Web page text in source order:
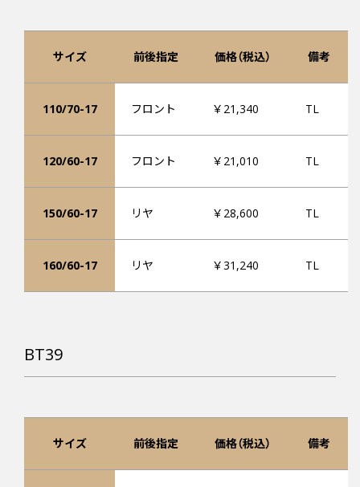
サイズ 前後指定 価格（税込） 備考
110/70-17 フロント ￥21,340 TL
120/60-17 フロント ￥21,010 TL
150/60-17 リヤ ￥28,600 TL
160/60-17 リヤ ￥31,240 TL
BT39
サイズ 前後指定 価格（税込） 備考